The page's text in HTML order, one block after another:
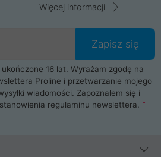
komputerowym ProLine jest
zakup notebooka albo laptopa w
i pełne bezpieczeństwo.
akcesoria i części komputerowe
graficzne, płyty główne, pamięci,
Nasi pracownicy pomogą Ci wybrać
oraz obudowę do komputera.
również najlepsze na rynku
jak Xiaomi, Apple, Samsung i
już to wszystko, możesz
Więcej informacji
Zapisz się
16 lat. Wyrażam zgodę na
Proline i przetwarzanie mojego
wiadomości. Zapoznałem się i
regulaminu newslettera.